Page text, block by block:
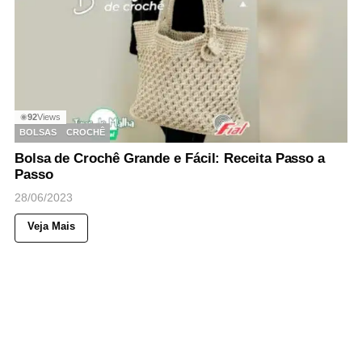
◉92Views
BOLSAS
CROCHÊ
Bolsa de Crochê Grande e Fácil: Receita Passo a
Passo
28/06/2023
Veja Mais